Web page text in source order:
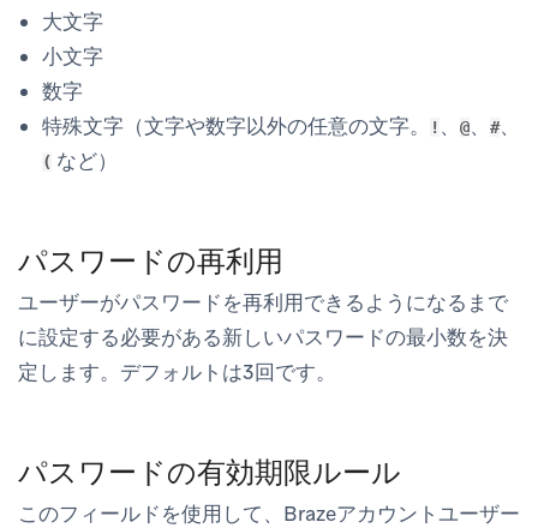
大文字
小文字
数字
特殊文字（文字や数字以外の任意の文字。
! 、 @、 #、
( など）
パスワードの再利用
ユーザーがパスワードを再利用できるようになるまで
に設定する必要がある新しいパスワードの最小数を決
定します。デフォルトは3回です。
パスワードの有効期限ルール
このフィールドを使用して、Brazeアカウントユーザー